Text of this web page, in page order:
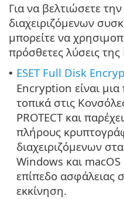
Για να βελτιώσετε
διαχειριζόμενων
μπορείτε να
πρόσθετες λύσεις της
• ESET Full Disk
Encryption είναι
τοπικά στις
PROTECT και
πλήρους
διαχειριζόμενων
Windows και
επίπεδο ασφάλειας
εκκίνηση.